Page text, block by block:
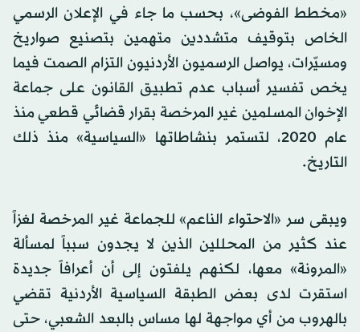
«مخطط الفوضى»، بحسب ما جاء في الإعلان الرسمي
الخاص بتوقيف متشددين متهمين بتصنيع صواريخ
ومسيّرات، يواصل الرسميون الأردنيون التزام الصمت فيما
يخص تفسير أسباب عدم تطبيق القانون على جماعة
الإخوان المسلمين غير المرخصة بقرار قضائي قطعي منذ
عام 2020، لتستمر بنشاطاتها «السياسية» منذ ذلك
التاريخ.
ويبقى سر «الاحتواء الناعم» للجماعة غير المرخصة لغزاً
عند كثير من المحللين الذين لا يجدون سبباً لمسألة
«المرونة» معها، لكنهم يلفتون إلى أن أعرافاً جديدة
استقرت لدى بعض الطبقة السياسية الأردنية تقضي
بالهروب من أي مواجهة لها مساس بالبعد الشعبي، حتى